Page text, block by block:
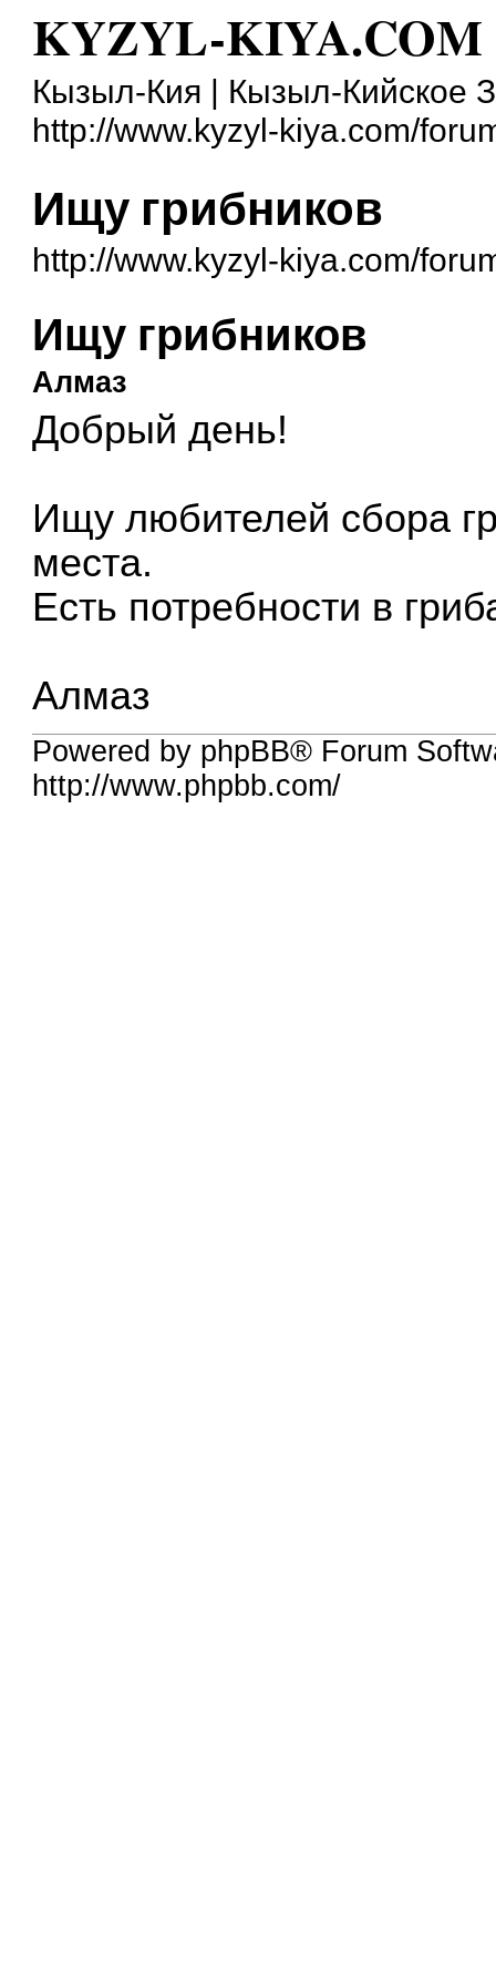
KYZYL-KIYA.COM
Кызыл-Кия | Кызыл-Кийское
http://www.kyzyl-kiya.com/
Ищу грибников
http://www.kyzyl-kiya.com/
Ищу грибников
Алмаз
Добрый день!
Ищу любителей сбора
места.
Есть потребности в
Алмаз
Powered by phpBB® Forum
http://www.phpbb.com/